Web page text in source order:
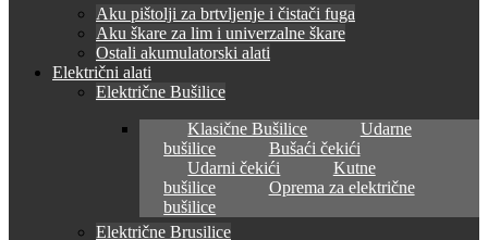
Aku pištolji za brtvljenje i čistači fuga
Aku škare za lim i univerzalne škare
Ostali akumulatorski alati
Električni alati
Električne Bušilice
Klasične Bušilice
Udarne
bušilice
Bušaći čekići
Udarni čekići
Kutne
bušilice
Oprema za električne
bušilice
Električne Brusilice